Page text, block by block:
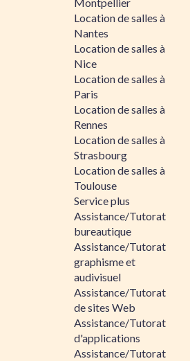
Location de salles à
Nantes
Location de salles à
Nice
Location de salles à
Paris
Location de salles à
Rennes
Location de salles à
Strasbourg
Location de salles à
Toulouse
Service plus
Assistance/Tutorat
bureautique
Assistance/Tutorat
graphisme et
audivisuel
Assistance/Tutorat
de sites Web
Assistance/Tutorat
d'applications
Assistance/Tutorat